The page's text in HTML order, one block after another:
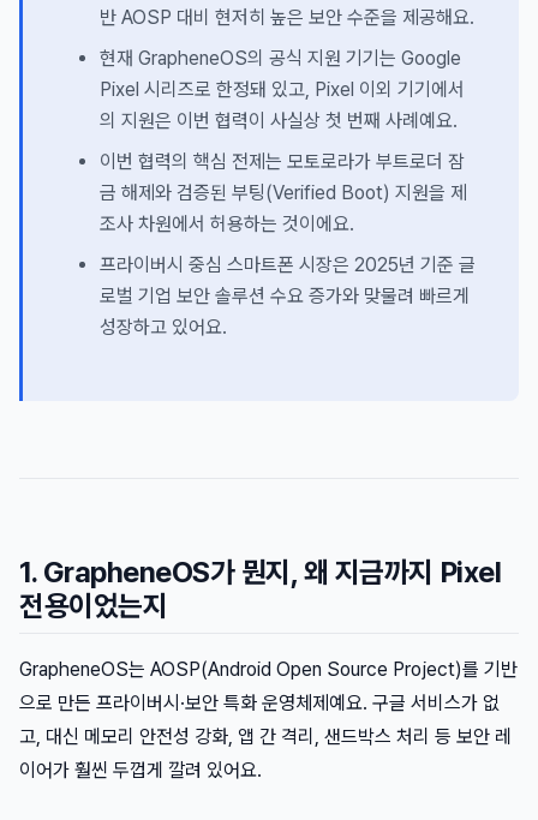
반 AOSP 대비 현저히 높은 보안 수준을 제공해요.
현재 GrapheneOS의 공식 지원 기기는 Google
Pixel 시리즈로 한정돼 있고, Pixel 이외 기기에서
의 지원은 이번 협력이 사실상 첫 번째 사례예요.
이번 협력의 핵심 전제는 모토로라가 부트로더 잠
금 해제와 검증된 부팅(Verified Boot) 지원을 제
조사 차원에서 허용하는 것이에요.
프라이버시 중심 스마트폰 시장은 2025년 기준 글
로벌 기업 보안 솔루션 수요 증가와 맞물려 빠르게
성장하고 있어요.
1. GrapheneOS가 뭔지, 왜 지금까지 Pixel
전용이었는지
GrapheneOS는 AOSP(Android Open Source Project)를 기반
으로 만든 프라이버시·보안 특화 운영체제예요. 구글 서비스가 없
고, 대신 메모리 안전성 강화, 앱 간 격리, 샌드박스 처리 등 보안 레
이어가 훨씬 두껍게 깔려 있어요.